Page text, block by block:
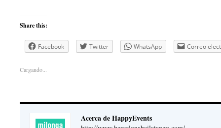
Share this:
Facebook Twitter WhatsApp Correo
Cargando...
Acerca de HappyEvents